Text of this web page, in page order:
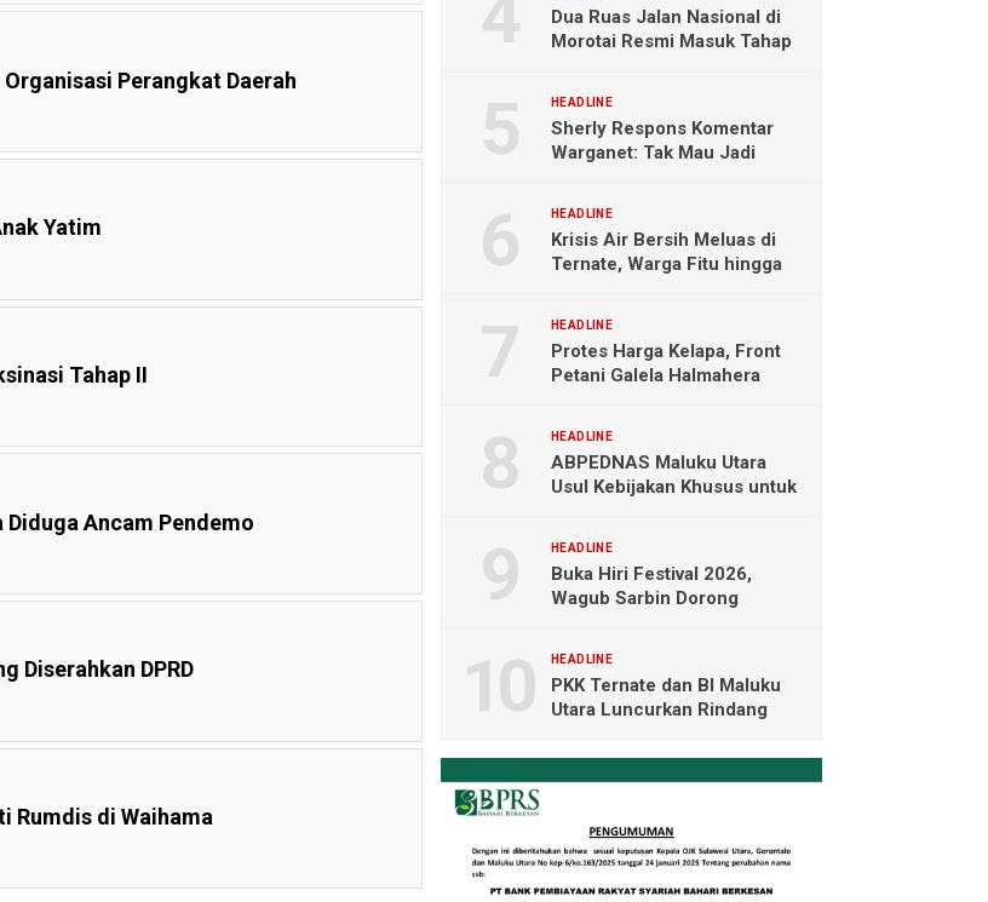
Perangkat Daerah
Yatim
Tahap II
Ancam Pendemo
Diserahkan DPRD
Rumdis di Waihama
Dua Ruas Jalan Nasional di
Morotai Resmi Masuk Tahap
HEADLINE
Sherly Respons Komentar
Warganet: Tak Mau Jadi
HEADLINE
Krisis Air Bersih Meluas di
Ternate, Warga Fitu hingga
HEADLINE
Protes Harga Kelapa, Front
Petani Galela Halmahera
HEADLINE
ABPEDNAS Maluku Utara
Usul Kebijakan Khusus untuk
HEADLINE
Buka Hiri Festival 2026,
Wagub Sarbin Dorong
HEADLINE
PKK Ternate dan BI Maluku
Utara Luncurkan Rindang
Pangan